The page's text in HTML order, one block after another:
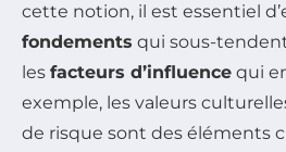
cette notion, il est essentiel
fondements qui sous-
les facteurs d’influence qui
exemple, les valeurs
de risque sont des éléments